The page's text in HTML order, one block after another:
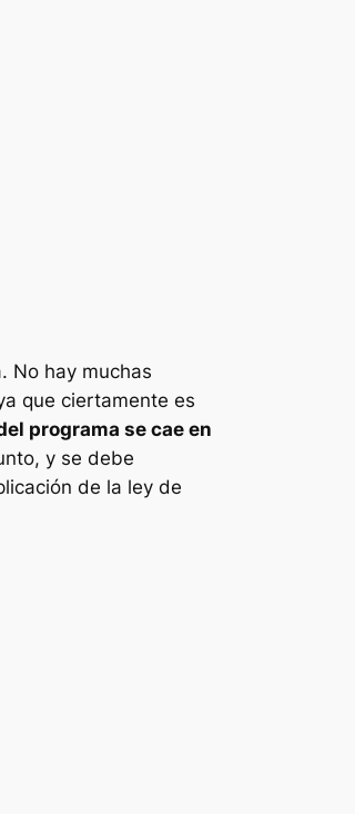
No hay muchas
que ciertamente es
programa se cae en
y se debe
de la ley de